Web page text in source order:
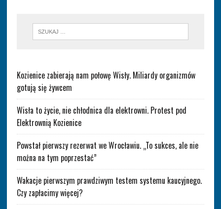
Kozienice zabierają nam połowę Wisły. Miliardy organizmów
gotują się żywcem
Wisła to życie, nie chłodnica dla elektrowni. Protest pod
Elektrownią Kozienice
Powstał pierwszy rezerwat we Wrocławiu. „To sukces, ale nie
można na tym poprzestać”
Wakacje pierwszym prawdziwym testem systemu kaucyjnego.
Czy zapłacimy więcej?